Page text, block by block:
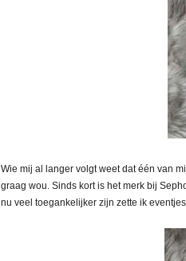
Wie mij al langer volgt weet dat één van
graag wou. Sinds kort is het merk bij
nu veel toegankelijker zijn zette ik